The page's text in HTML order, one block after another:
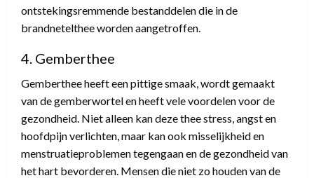
ontstekingsremmende bestanddelen die in de
brandnetelthee worden aangetroffen.
4. Gemberthee
Gemberthee heeft een pittige smaak, wordt gemaakt
van de gemberwortel en heeft vele voordelen voor de
gezondheid. Niet alleen kan deze thee stress, angst en
hoofdpijn verlichten, maar kan ook misselijkheid en
menstruatieproblemen tegengaan en de gezondheid van
het hart bevorderen. Mensen die niet zo houden van de